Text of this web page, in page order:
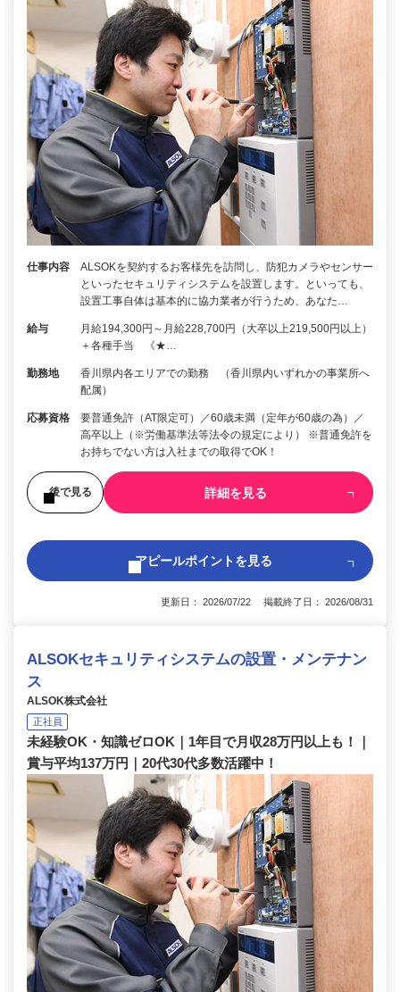
仕事内容
ALSOKを契約するお客様先を訪問し、防犯カメラやセンサー
といったセキュリティシステムを設置します。といっても、
設置工事自体は基本的に協力業者が行うため、あなた…
給与
月給194,300円～月給228,700円（大卒以上219,500円以上）
＋各種手当 《★…
勤務地
香川県内各エリアでの勤務 （香川県内いずれかの事業所へ
配属）
応募資格
要普通免許（AT限定可）／60歳未満（定年が60歳の為）／
高卒以上（※労働基準法等法令の規定により） ※普通免許を
お持ちでない方は入社までの取得でOK！
後で見る 詳細を見る
アピールポイントを見る
更新日： 2026/07/22 掲載終了日： 2026/08/31
ALSOKセキュリティシステムの設置・メンテナン
ス
ALSOK株式会社
正社員
未経験OK・知識ゼロOK｜1年目で月収28万円以上も！｜
賞与平均137万円｜20代30代多数活躍中！